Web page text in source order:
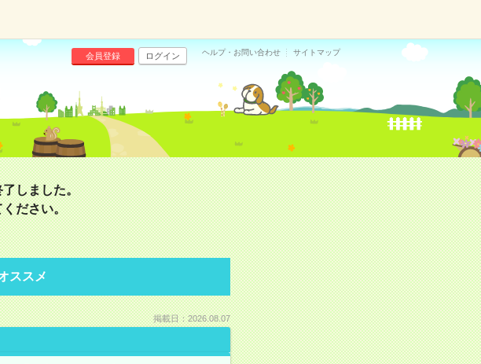
会員登録 ログイン ヘルプ・お問い合わせ サイトマップ
しました。
ださい。
ススメ
掲載日：2026.08.07